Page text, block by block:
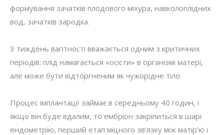
формування зачатків плодового міхура, навколоплідних
вод, зачатків зародка.
3 тиждень вагітності вважається одним з критичних
періодів: плід намагається «осісти» в організмі матері,
але може бути відторгненим як чужорідне тіло.
Процес імплантації займає в середньому 40 годин, і
якщо він буде вдалим, то ембріон закріпиться в шарі
ендометрію, перший етап міцного зв’язку між матір’ю і